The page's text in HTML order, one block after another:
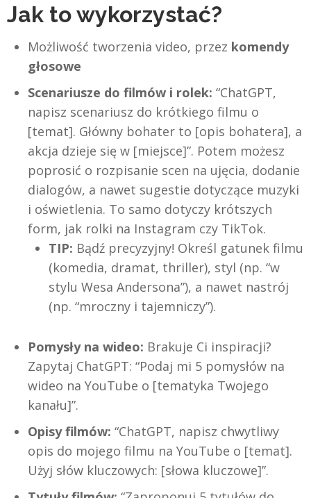
Jak to wykorzystać?
Możliwość tworzenia video, przez komendy
głosowe
Scenariusze do filmów i rolek: “ChatGPT,
napisz scenariusz do krótkiego filmu o
[temat]. Główny bohater to [opis bohatera], a
akcja dzieje się w [miejsce]”. Potem możesz
poprosić o rozpisanie scen na ujęcia, dodanie
dialogów, a nawet sugestie dotyczące muzyki
i oświetlenia. To samo dotyczy krótszych
form, jak rolki na Instagram czy TikTok.
TIP: Bądź precyzyjny! Określ gatunek filmu
(komedia, dramat, thriller), styl (np. “w
stylu Wesa Andersona”), a nawet nastrój
(np. “mroczny i tajemniczy”).
Pomysły na wideo: Brakuje Ci inspiracji?
Zapytaj ChatGPT: “Podaj mi 5 pomysłów na
wideo na YouTube o [tematyka Twojego
kanału]”.
Opisy filmów: “ChatGPT, napisz chwytliwy
opis do mojego filmu na YouTube o [temat].
Użyj słów kluczowych: [słowa kluczowe]”.